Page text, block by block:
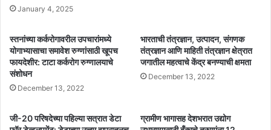
January 4, 2025
स्तनांच्या कर्करोगावरील उपचारांमध्ये
योगाभ्यासाचा समावेश रुग्णांसाठी खूपच
फायदेशीर: टाटा कर्करोग रुग्णालयाचे
संशोधन
December 13, 2022
भारताची तंत्रज्ञान, उत्पादन, संगणक
तंत्रज्ञान आणि माहिती तंत्रज्ञान क्षेत्रात
जगातील महत्वाचे केंद्र बनण्याची क्षमता
December 13, 2022
जी-20 परिषदेच्या पहिल्या सत्रात डेटा
ग्रामीण भागासह देशभरात उद्योग